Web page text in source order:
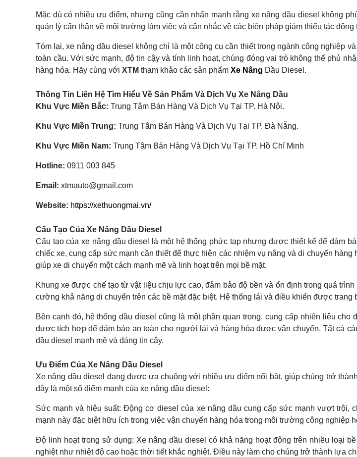
Mặc dù có nhiều ưu điểm, nhưng cũng cần nhấn mạnh rằng xe nâng dầu diesel không
quản lý cẩn thận về môi trường làm việc và cân nhắc về các biện pháp giảm thiểu tác
Tóm lại, xe nâng dầu diesel không chỉ là một công cụ cần thiết trong ngành công nghiệp
toàn cầu. Với sức mạnh, độ tin cậy và tính linh hoạt, chúng đóng vai trò không thể phủ
hàng hóa. Hãy cùng với XTM tham khảo các sản phẩm Xe Nâng Dầu Diesel.
Thông Tin Liên Hệ Tìm Hiểu Về Sản Phẩm Và Dịch Vụ Xe Nâng Dầu
Khu Vực Miền Bắc: Trung Tâm Bán Hàng Và Dịch Vụ Tại TP. Hà Nội.
Khu Vực Miền Trung: Trung Tâm Bán Hàng Và Dịch Vụ Tại TP. Đà Nẵng.
Khu Vực Miền Nam: Trung Tâm Bán Hàng Và Dịch Vụ Tại TP. Hồ Chí Minh
Hotline: 0911 003 845
Email: xtmauto@gmail.com
Website: https://xethuongmai.vn/
Cấu Tạo Của Xe Nâng Dầu Diesel
Cấu tạo của xe nâng dầu diesel là một hệ thống phức tạp nhưng được thiết kế để đảm
chiếc xe, cung cấp sức mạnh cần thiết để thực hiện các nhiệm vụ nâng và di chuyển
giúp xe di chuyển một cách mạnh mẽ và linh hoạt trên mọi bề mặt.
Khung xe được chế tạo từ vật liệu chịu lực cao, đảm bảo độ bền và ổn định trong quá
cường khả năng di chuyển trên các bề mặt đặc biệt. Hệ thống lái và điều khiển được
Bên cạnh đó, hệ thống dầu diesel cũng là một phần quan trọng, cung cấp nhiên liệu
được tích hợp để đảm bảo an toàn cho người lái và hàng hóa được vận chuyển. Tất cả
dầu diesel mạnh mẽ và đáng tin cậy.
Ưu Điểm Của Xe Nâng Dầu Diesel
Xe nâng dầu diesel đang được ưa chuộng với nhiều ưu điểm nổi bật, giúp chúng trở
đây là một số điểm mạnh của xe nâng dầu diesel:
Sức mạnh và hiệu suất: Động cơ diesel của xe nâng dầu cung cấp sức mạnh vượt trội,
mạnh này đặc biệt hữu ích trong việc vận chuyển hàng hóa trong môi trường công nghiệp
Độ linh hoạt trong sử dụng: Xe nâng dầu diesel có khả năng hoạt động trên nhiều loại
nghiệt như nhiệt độ cao hoặc thời tiết khắc nghiệt. Điều này làm cho chúng trở thành lựa